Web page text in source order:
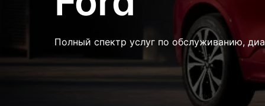
Полный спектр услуг по обслуживанию,